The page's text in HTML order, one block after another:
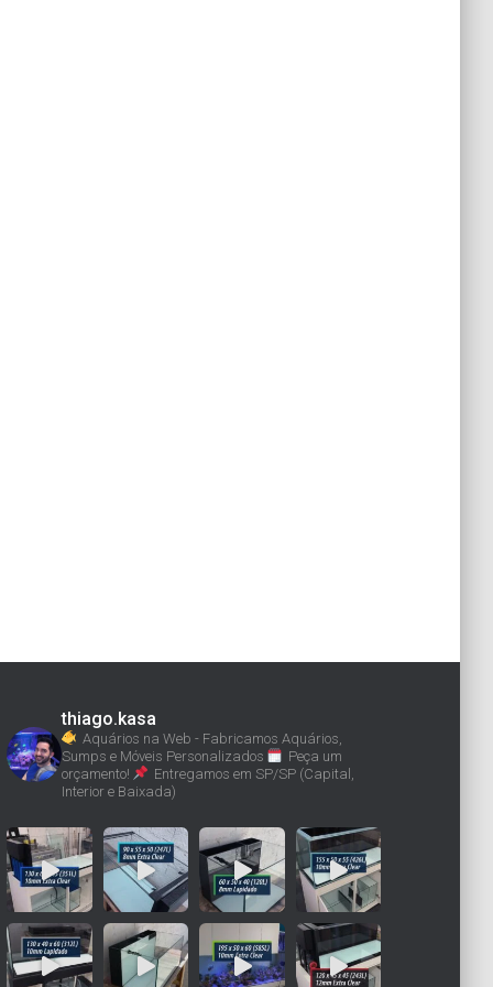
thiago.kasa
Aquários na Web - Fabricamos Aquários,
Sumps e Móveis Personalizados
Peça um
orçamento!
Entregamos em SP/SP (Capital,
Interior e Baixada)